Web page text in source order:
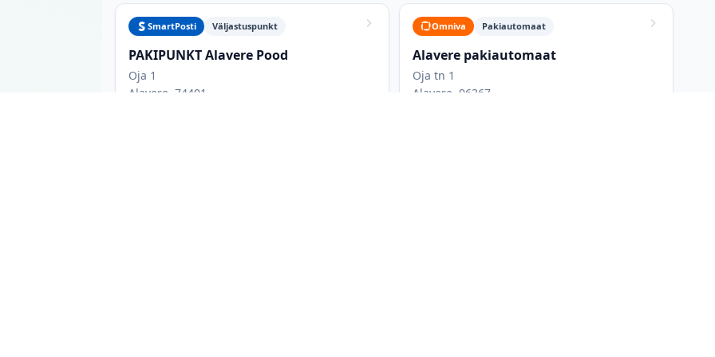
SmartPosti Väljastuspunkt
PAKIPUNKT Alavere Pood
Oja 1
Alavere, 74401
Omniva Pakiautomaat
Alavere pakiautomaat
Oja tn 1
Alavere, 96367